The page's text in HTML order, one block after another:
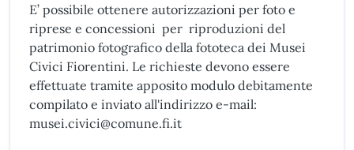
E’ possibile ottenere autorizzazioni per foto e
riprese e concessioni per riproduzioni del
patrimonio fotografico della fototeca dei Musei
Civici Fiorentini. Le richieste devono essere
effettuate tramite apposito modulo debitamente
compilato e inviato all'indirizzo e-mail:
musei.civici@comune.fi.it